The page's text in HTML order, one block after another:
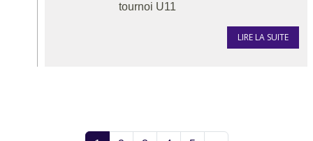
tournoi U11
LIRE LA SUITE